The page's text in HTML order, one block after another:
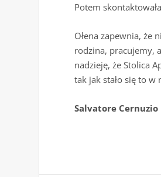
Potem
Ołena zapewnia, że
rodzina, pracujemy,
nadzieję, że Stolica
tak jak stało się to w
Salvatore